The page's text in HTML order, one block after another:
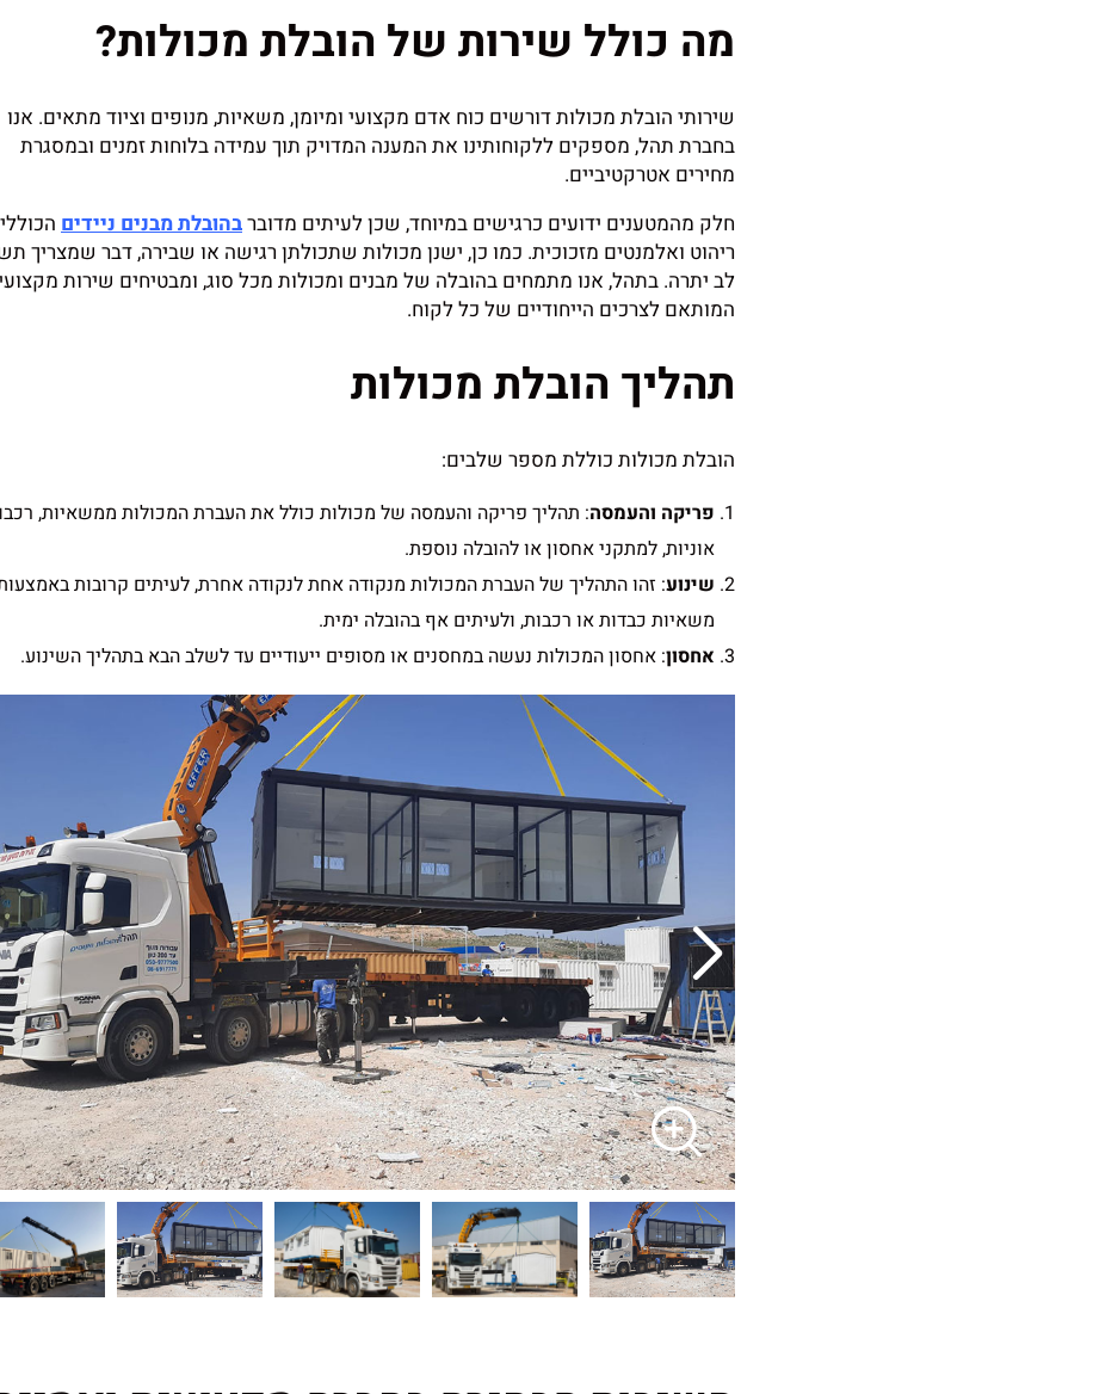
מה כולל שירות של הובלת מכולות?
שירותי הובלת מכולות דורשים כוח אדם מקצועי ומיומן, משאיות, מנופים וציוד מתאים. אנו
בחברת תהל, מספקים ללקוחותינו את המענה המדויק תוך עמידה בלוחות זמנים ובמסגרת
מחירים אטרקטיביים.
חלק מהמטענים ידועים כרגישים במיוחד, שכן לעיתים מדוברבהובלת מבנים ניידים
ריהוט ואלמנטים מזכוכית. כמו כן, ישנן מכולות שתכולתן רגישה או שבירה, דבר שמצריך
לב יתרה. בתהל, אנו מתמחים בהובלה של מבנים ומכולות מכל סוג, ומבטיחים שירות
המותאם לצרכים הייחודיים של כל לקוח.
תהליך הובלת מכולות
הובלת מכולות כוללת מספר שלבים:
פריקה והעמסה: תהליך פריקה והעמסה של מכולות כולל את העברת המכולות ממשאיות,
אוניות, למתקני אחסון או להובלה נוספת.
שינוע: זהו התהליך של העברת המכולות מנקודה אחת לנקודה אחרת, לעיתים קרובות
משאיות כבדות או רכבות, ולעיתים אף בהובלה ימית.
אחסון: אחסון המכולות נעשה במחסנים או מסופים ייעודיים עד לשלב הבא בתהליך השינוע.